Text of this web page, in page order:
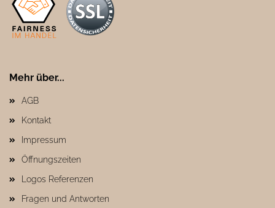
Mehr über...
AGB
Kontakt
Impressum
Öffnungszeiten
Logos Referenzen
Fragen und Antworten